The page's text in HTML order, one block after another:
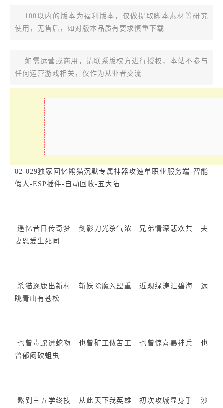
100以内的版本为福利版本，仅做提取脚本素材等研究
使用，无售后，如对版本品质有要求慎重下载
如需运营或商用，请联系版权方进行授权，本站不参与
任何运营游戏相关，仅作为从业者交流
02-029独家回忆熊猫沉默专属神器攻速单职业服务端-智能
假人-ESP插件-自动回收-五大陆
遥忆昔日传奇梦 剑影刀光杀气浓 兄弟情深悲欢共 夫
妻恩爱生死同
杀猫逐鹿出新村 斩妖除魔入盟重 近观绿涛汇碧海 远
眺青山有苍松
也曾毒蛇遭蛇吻 也曾矿工做苦工 也曾惊喜暴神兵 也
曾郁闷砍蛆虫
熬到三五学终技 从此天下我英雄 初次攻城显身手 沙